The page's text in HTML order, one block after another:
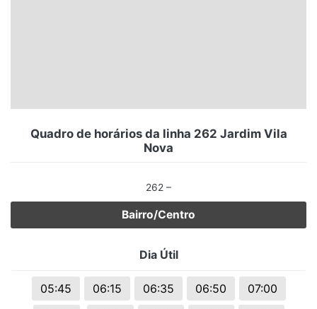
Quadro de horários da linha 262 Jardim Vila
Nova
262 –
Bairro/Centro
Dia Útil
05:45 06:15 06:35 06:50
07:00